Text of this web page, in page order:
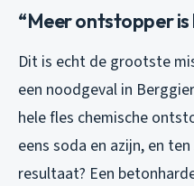
“Meer ontstopper
Dit is echt de grootste
een noodgeval in
hele fles chemische
eens soda en azijn, en
resultaat? Een